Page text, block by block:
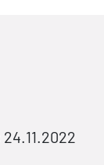
24.11.2022